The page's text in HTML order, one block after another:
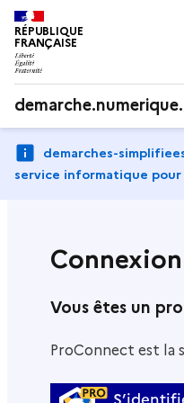
RÉPUBLIQUE
FRANÇAISE
demarches-
service informatique pour
Vous êtes un
ProConnect est la